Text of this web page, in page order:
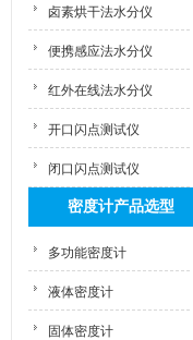
卤素烘干法水分仪
便携感应法水分仪
红外在线法水分仪
开口闪点测试仪
闭口闪点测试仪
密度计产品选型
多功能密度计
液体密度计
固体密度计